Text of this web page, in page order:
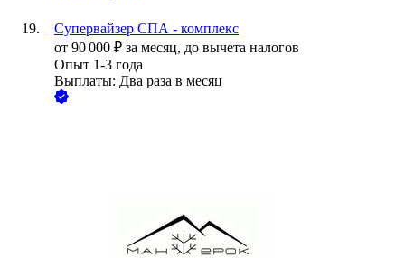
Супервайзер СПА - комплекс
от 90 000 ₽ за месяц, до вычета налогов
Опыт 1-3 года
Выплаты: Два раза в месяц